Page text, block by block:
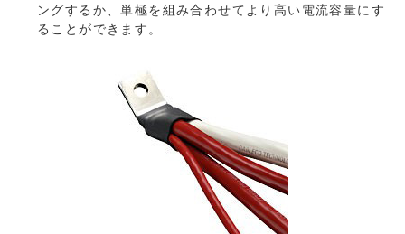
ングするか、単極を組み合わせてより高い電流容量にす
ることができます。